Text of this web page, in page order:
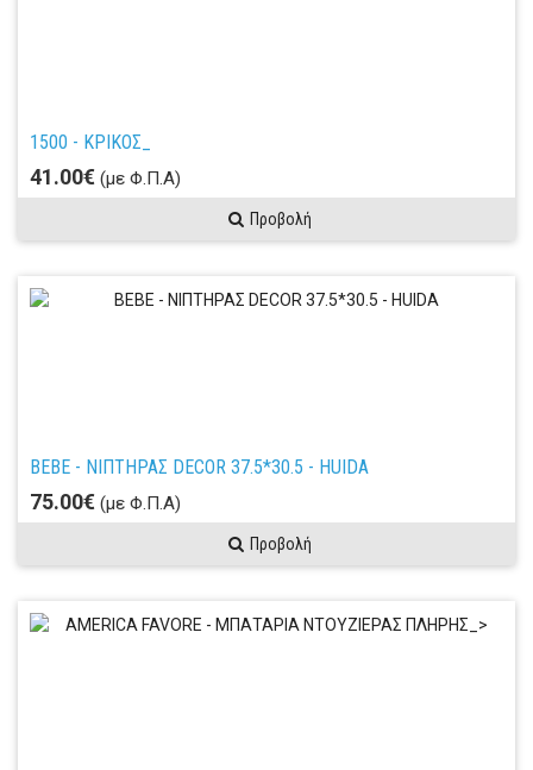
1500 - ΚΡΙΚΟΣ_
41.00€ (με Φ.Π.Α)
Προβολή
BEBE - ΝΙΠΤΗΡΑΣ DECOR 37.5*30.5 - HUIDA
75.00€ (με Φ.Π.Α)
Προβολή